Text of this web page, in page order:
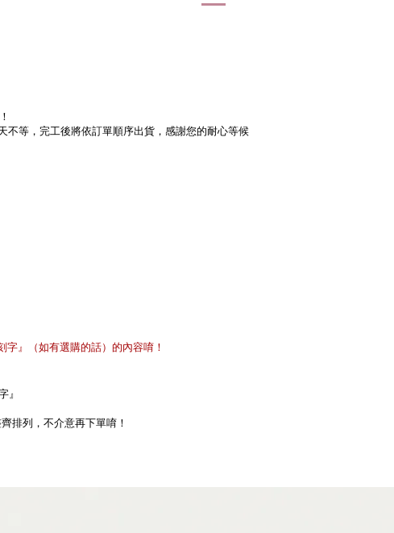
不等，完工後將依訂單順序出貨，感謝您的耐心等候
字』（如有選購的話） 的內容唷！
』
排列，不介意再下單唷！